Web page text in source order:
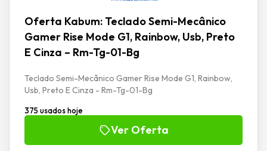
Oferta Kabum: Teclado Semi-Mecânico
Gamer Rise Mode G1, Rainbow, Usb, Preto
E Cinza – Rm-Tg-01-Bg
Teclado Semi-Mecânico Gamer Rise Mode G1, Rainbow,
Usb, Preto E Cinza - Rm-Tg-01-Bg
375 usados hoje
Ver Oferta